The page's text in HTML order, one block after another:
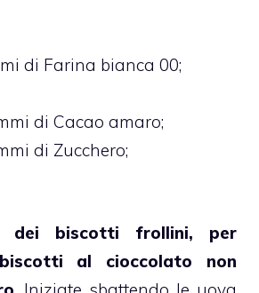
di Farina bianca 00;
di Cacao amaro;
di Zucchero;
dei biscotti frollini, per
al cioccolato non